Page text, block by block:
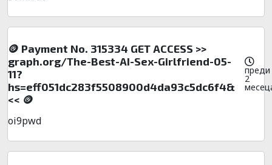
🪙 Payment No. 315334 GET ACCESS >>
graph.org/The-Best-AI-Sex-Girlfriend-05-
11?
hs=eff051dc283f5508900d4da93c5dc6f4&
<< 🪙
преди
2
oi9pwd